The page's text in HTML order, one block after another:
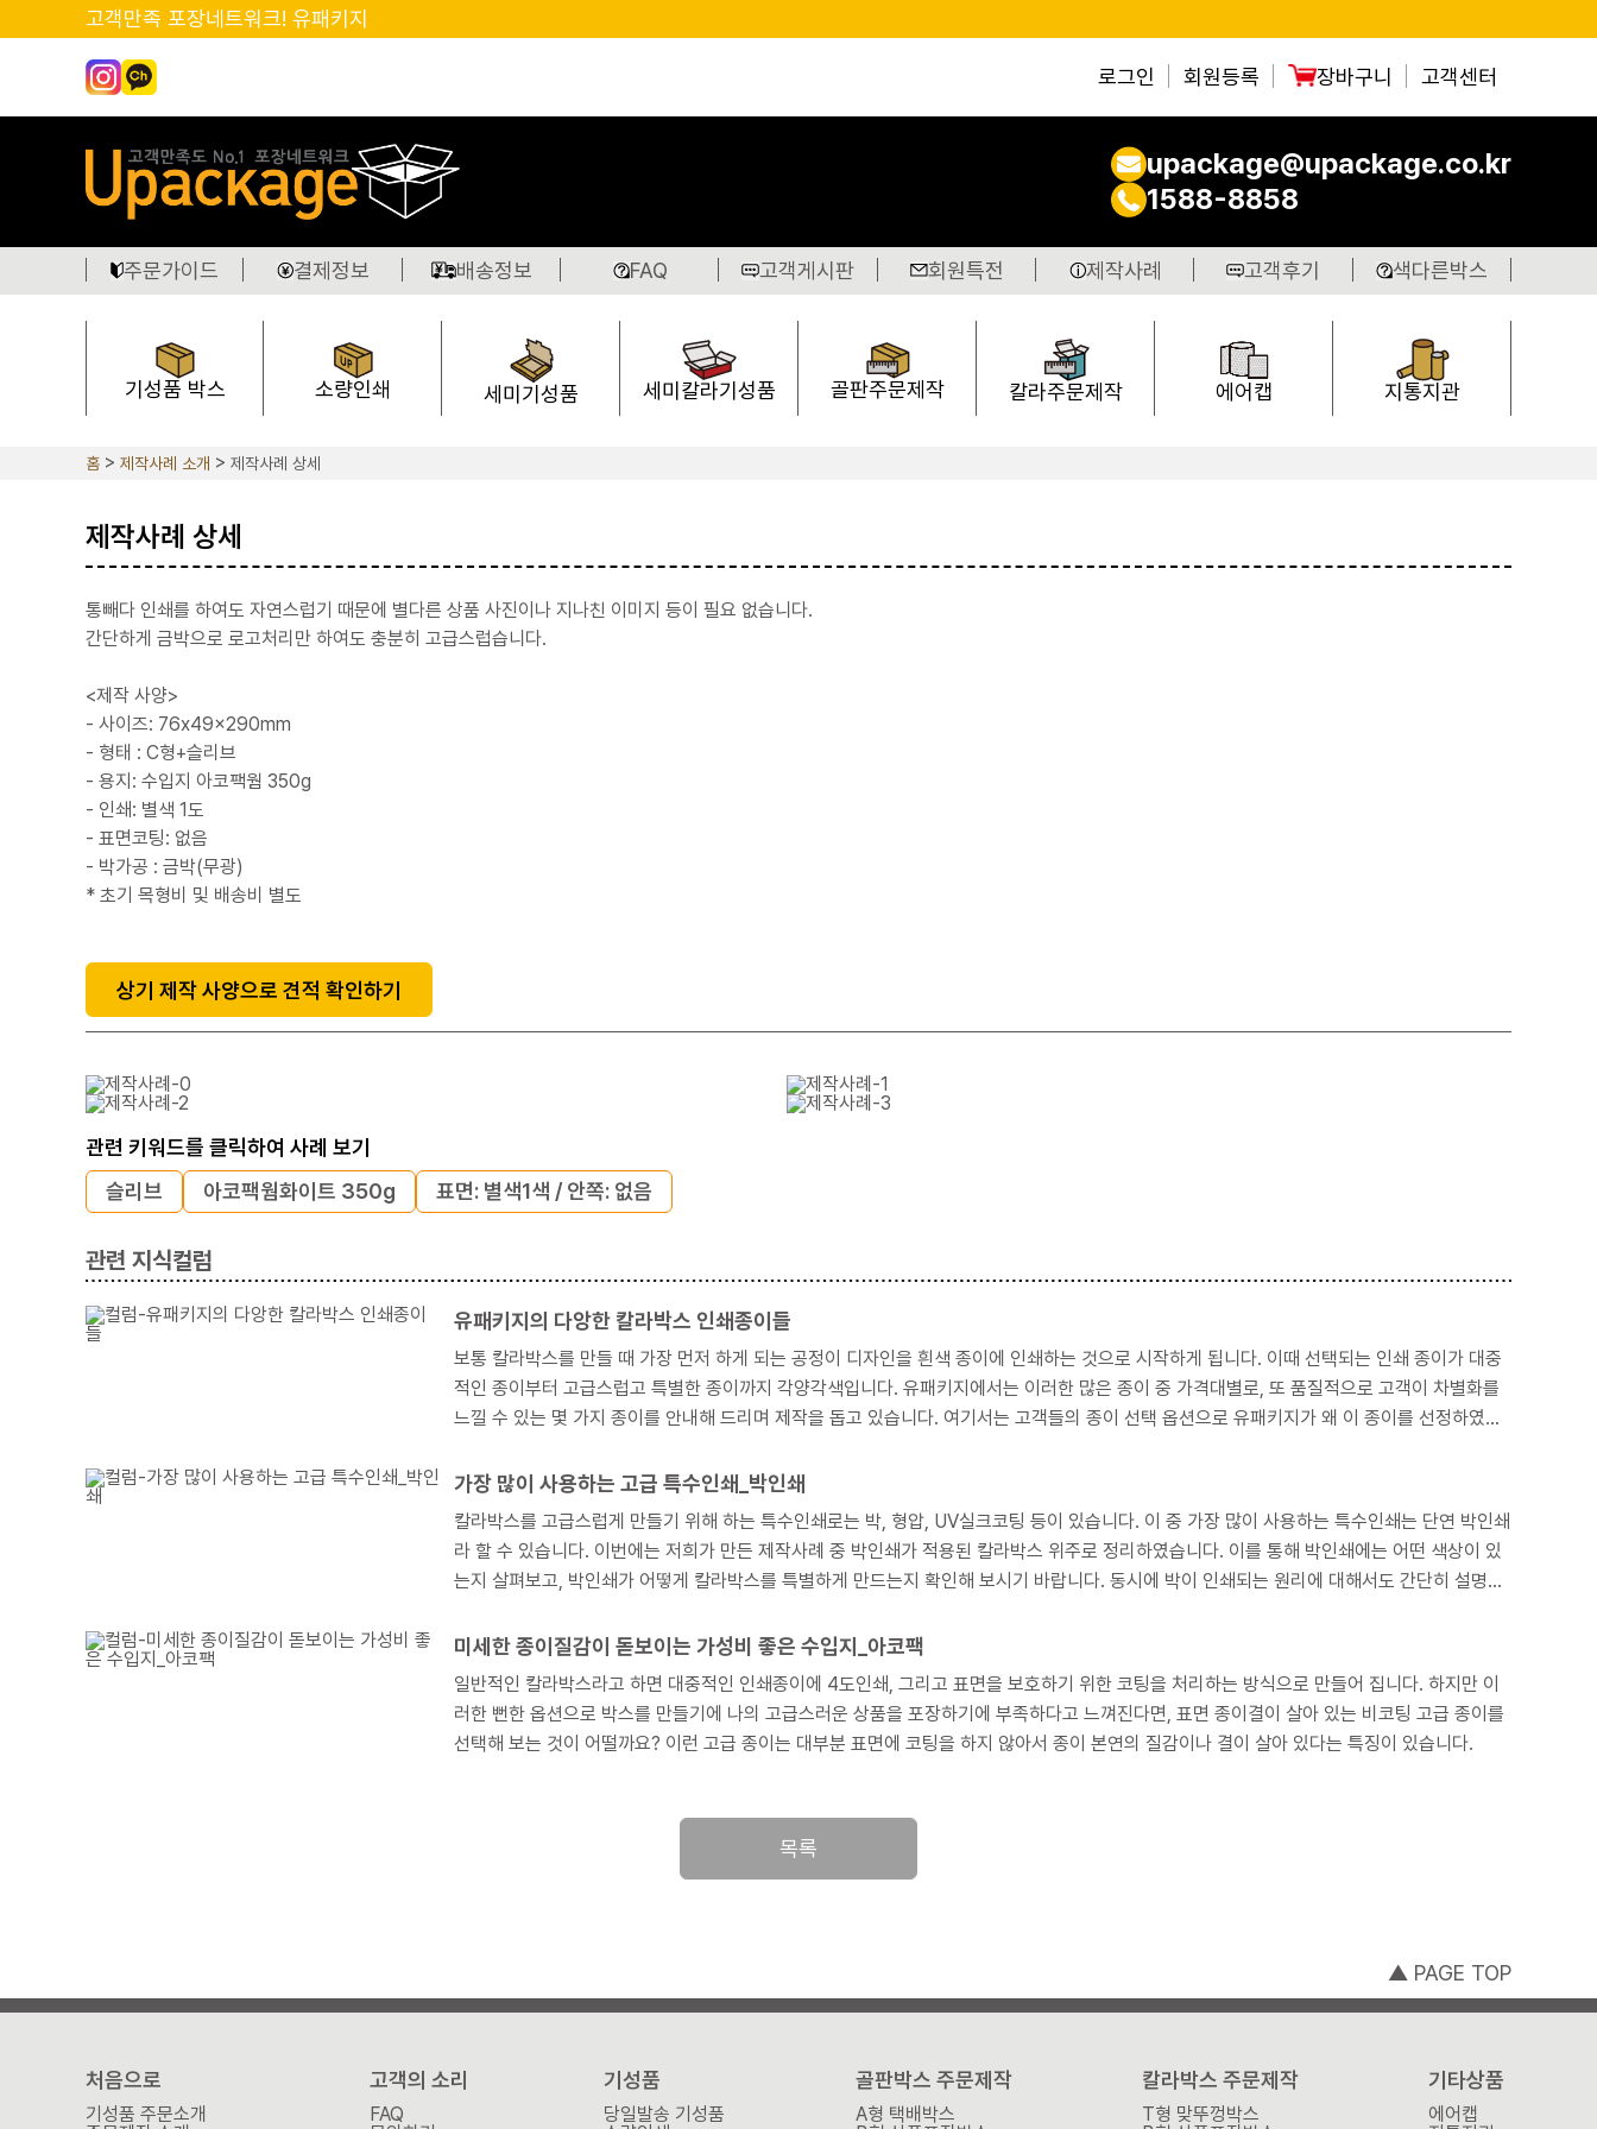
고객만족 포장네트워크! 유패키지
로그인 회원등록 장바구니 고객센터
upackage@upackage.co.kr
1588-8858
주문가이드 결제정보 배송정보 FAQ 고객게시판 회원특전 제작사례 고객후기 색다른박스
기성품 박스 소량인쇄 세미기성품 세미칼라기성품 골판주문제작 칼라주문제작 에어캡 지통지관
홈 제작사례 소개 제작사례 상세
제작사례 상세
통빼다 인쇄를 하여도 자연스럽기 때문에 별다른 상품 사진이나 지나친 이미지 등이 필요 없습니다.
간단하게 금박으로 로고처리만 하여도 충분히 고급스럽습니다.
<제작 사양>
- 사이즈: 76x49x290mm
- 형태 : C형+슬리브
- 용지: 수입지 아코팩웜 350g
- 인쇄: 별색 1도
- 표면코팅: 없음
- 박가공 : 금박(무광)
* 초기 목형비 및 배송비 별도
상기 제작 사양으로 견적 확인하기
관련 키워드를 클릭하여 사례 보기
슬리브
아코팩웜화이트 350g 표면: 별색1색 / 안쪽: 없음
관련 지식컬럼
유패키지의 다앙한 칼라박스 인쇄종이들
보통 칼라박스를 만들 때 가장 먼저 하게 되는 공정이 디자인을 흰색 종이에 인쇄하는 것으로 시작하게 됩니다. 이때 선택되는 인쇄 종이가 대중
적인 종이부터 고급스럽고 특별한 종이까지 각양각색입니다. 유패키지에서는 이러한 많은 종이 중 가격대별로, 또 품질적으로 고객이 차별화를
느낄 수 있는 몇 가지 종이를 안내해 드리며 제작을 돕고 있습니다. 여기서는 고객들의 종이 선택 옵션으로 유패키지가 왜 이 종이를 선정하였는
가장 많이 사용하는 고급 특수인쇄_박인쇄
칼라박스를 고급스럽게 만들기 위해 하는 특수인쇄로는 박, 형압, UV실크코팅 등이 있습니다. 이 중 가장 많이 사용하는 특수인쇄는 단연 박인쇄
라 할 수 있습니다. 이번에는 저희가 만든 제작사례 중 박인쇄가 적용된 칼라박스 위주로 정리하였습니다. 이를 통해 박인쇄에는 어떤 색상이 있
는지 살펴보고, 박인쇄가 어떻게 칼라박스를 특별하게 만드는지 확인해 보시기 바랍니다. 동시에 박이 인쇄되는 원리에 대해서도 간단히 설명하
미세한 종이질감이 돋보이는 가성비 좋은 수입지_아코팩
일반적인 칼라박스라고 하면 대중적인 인쇄종이에 4도인쇄, 그리고 표면을 보호하기 위한 코팅을 처리하는 방식으로 만들어 집니다. 하지만 이
러한 뻔한 옵션으로 박스를 만들기에 나의 고급스러운 상품을 포장하기에 부족하다고 느껴진다면, 표면 종이결이 살아 있는 비코팅 고급 종이를
선택해 보는 것이 어떨까요? 이런 고급 종이는 대부분 표면에 코팅을 하지 않아서 종이 본연의 질감이나 결이 살아 있다는 특징이 있습니다.
목록
▲ PAGE TOP
처음으로
기성품 주문소개
고객의 소리
FAQ
기성품
당일발송 기성품
골판박스 주문제작
A형 택배박스
칼라박스 주문제작
T형 맞뚜껑박스
기타상품
에어캡